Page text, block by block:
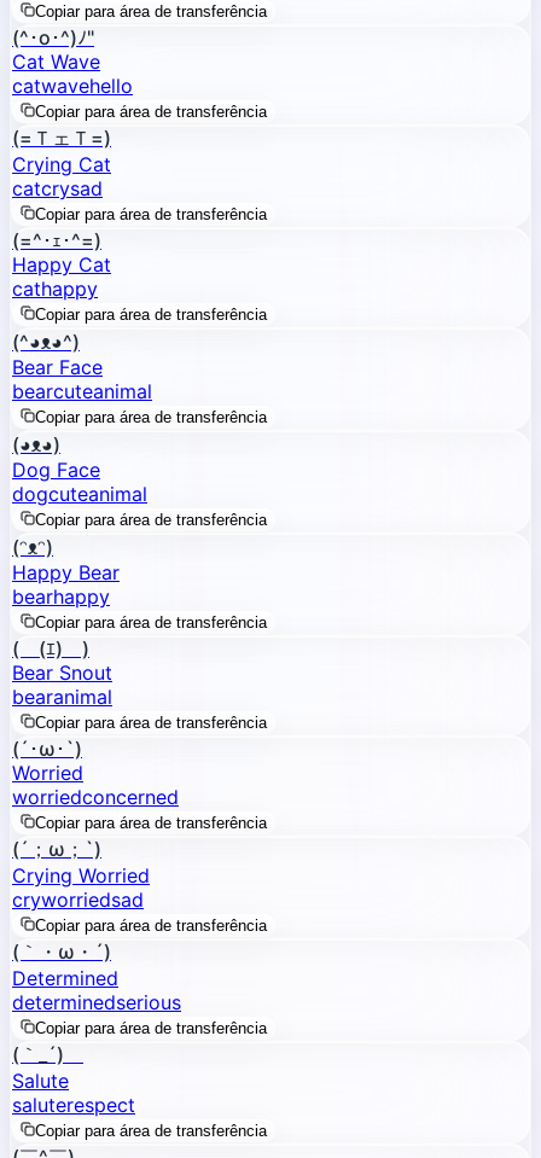
Copiar para área de transferência
(^･o･^)ﾉ"
Cat Wave
catwavehello
Copiar para área de transferência
(=ＴェＴ=)
Crying Cat
catcrysad
Copiar para área de transferência
(=^･ｪ･^=)
Happy Cat
cathappy
Copiar para área de transferência
(^◕ᴥ◕^)
Bear Face
bearcuteanimal
Copiar para área de transferência
(◕ᴥ◕)
Dog Face
dogcuteanimal
Copiar para área de transferência
(ᵔᴥᵔ)
Happy Bear
bearhappy
Copiar para área de transferência
(￣(ｴ)￣)
Bear Snout
bearanimal
Copiar para área de transferência
(´･ω･`)
Worried
worriedconcerned
Copiar para área de transferência
(´；ω；`)
Crying Worried
cryworriedsad
Copiar para área de transferência
(｀・ω・´)
Determined
determinedserious
Copiar para área de transferência
(｀_´)ゞ
Salute
saluterespect
Copiar para área de transferência